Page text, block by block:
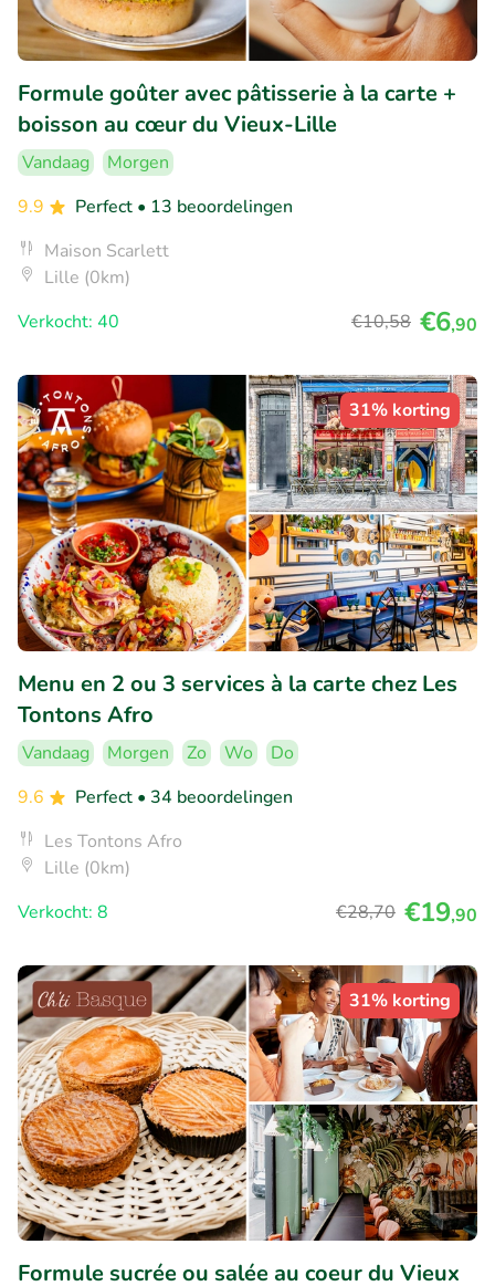
Formule goûter avec pâtisserie à la carte +
boisson au cœur du Vieux-Lille
Vandaag
Morgen
9.9
Perfect • 13 beoordelingen
Maison Scarlett
Lille (0km)
Verkocht: 40
€10,58 €6,90
31% korting
Menu en 2 ou 3 services à la carte chez Les
Tontons Afro
Vandaag Morgen Zo Wo
Do
9.6
Perfect • 34 beoordelingen
Les Tontons Afro
Lille (0km)
Verkocht: 8
€28,70 €19,90
31% korting
Formule sucrée ou salée au coeur du Vieux